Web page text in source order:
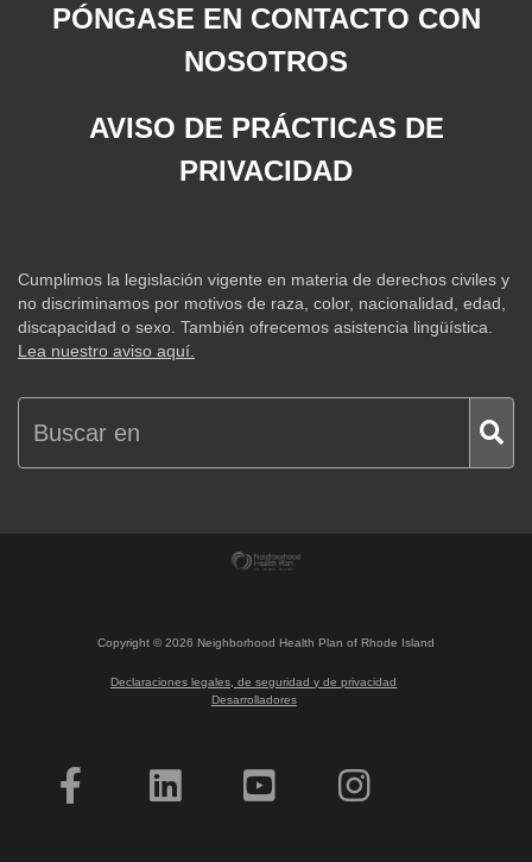
PÓNGASE EN CONTACTO CON
NOSOTROS
AVISO DE PRÁCTICAS DE
PRIVACIDAD
Cumplimos la legislación vigente en materia de derechos civiles y
no discriminamos por motivos de raza, color, nacionalidad, edad,
discapacidad o sexo. También ofrecemos asistencia lingüística.
Lea nuestro aviso aquí.
Copyright ©2026 Neighborhood Health Plan of Rhode Island
Declaraciones legales, de seguridad y de privacidad
Desarrolladores